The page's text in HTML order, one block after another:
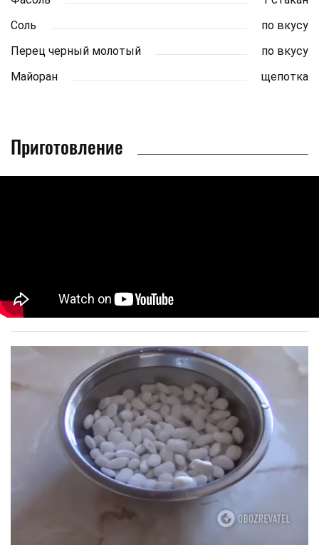
Соль
по вкусу
Перец черный молотый
по вкусу
Майоран
щепотка
Приготовление